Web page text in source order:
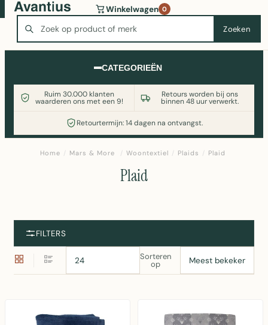
Zoeken
Winkelwagen 0
CATEGORIEËN
Ruim 30.000 klanten
waarderen ons met een 9!
Retours worden bij ons
binnen 48 uur verwerkt.
Retourtermijn: 14 dagen na ontvangst.
Wasmachine of koelkast nodig? Vergelijk alle prijzen op
Witgoedaanbod.nl
Home / Mars & More / Woontextiel / Plaids / Plaid
Plaid
FILTERS
Sorteren
op